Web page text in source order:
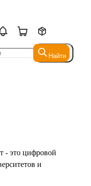
Найти
Найти
- это цифровой
и